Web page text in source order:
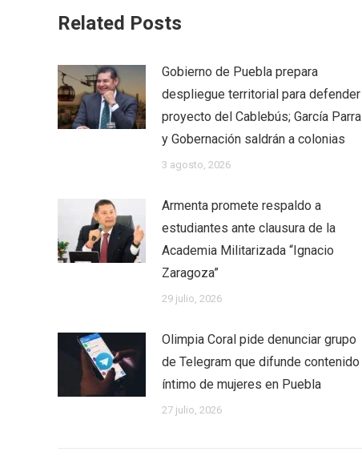
Related Posts
Gobierno de Puebla prepara
despliegue territorial para defender
proyecto del Cablebús; García Parra
y Gobernación saldrán a colonias
3 agosto, 2026
Armenta promete respaldo a
estudiantes ante clausura de la
Academia Militarizada “Ignacio
Zaragoza”
29 julio, 2026
Olimpia Coral pide denunciar grupo
de Telegram que difunde contenido
íntimo de mujeres en Puebla
27 julio, 2026